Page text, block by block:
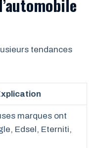
tendances
marques ont
Edsel, Eterniti,